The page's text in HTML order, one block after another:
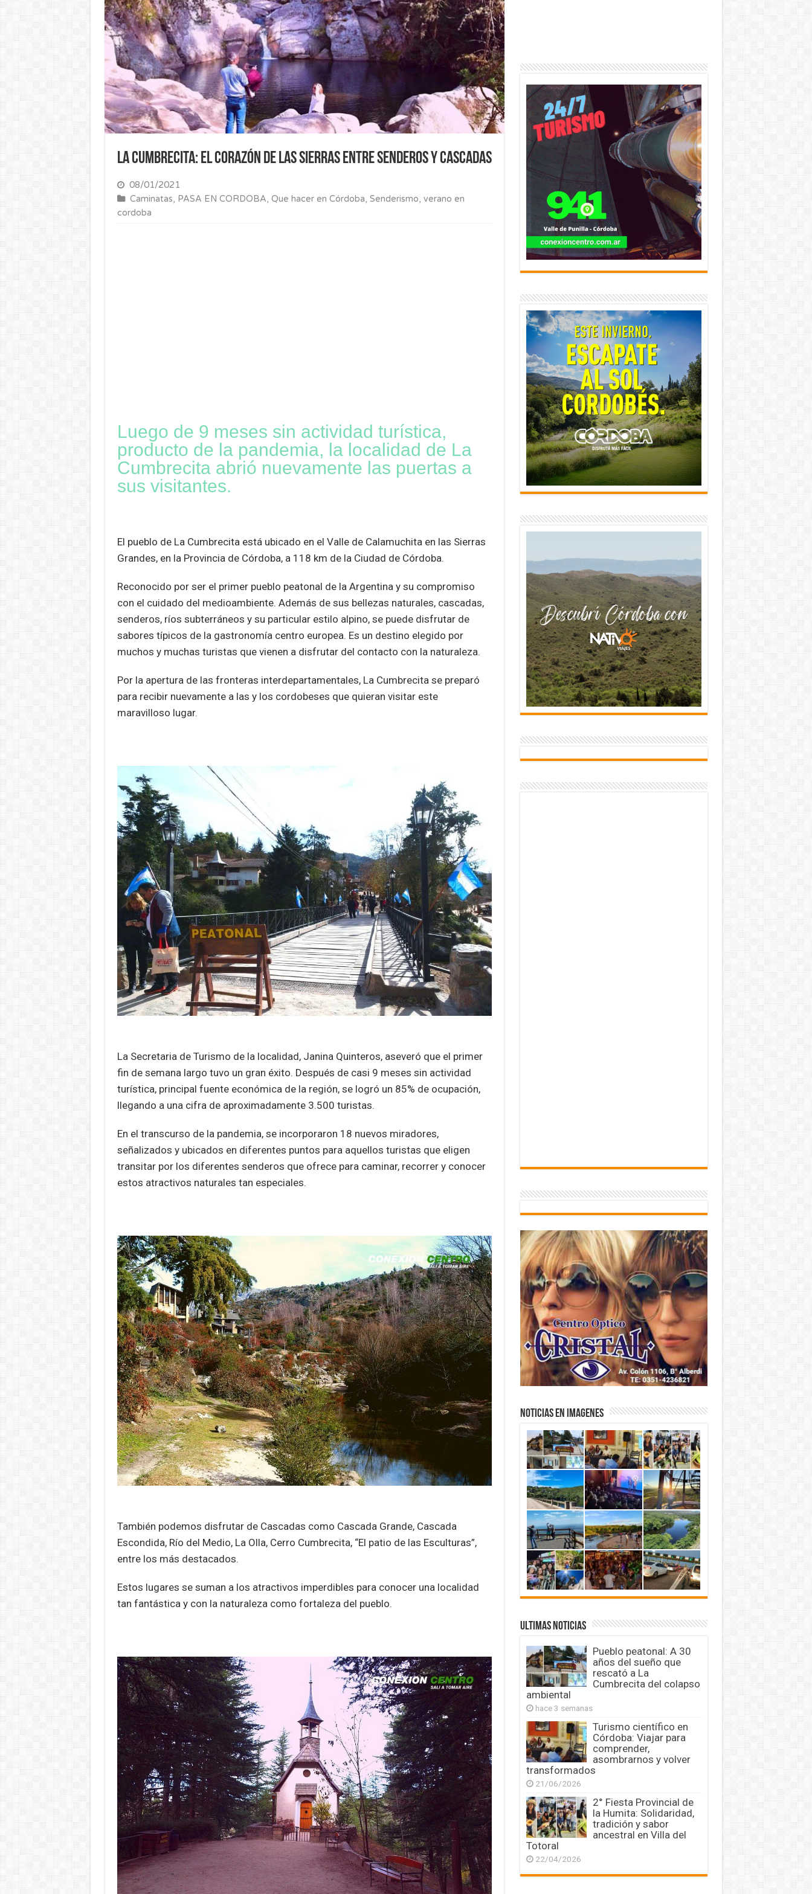
La Cumbrecita: el corazón de las Sierras entre senderos y cascadas
08/01/2021
Caminatas, PASA EN CORDOBA, Que hacer en Córdoba, Senderismo, verano en
cordoba
Luego de 9 meses sin actividad turística,
producto de la pandemia, la localidad de La
Cumbrecita abrió nuevamente las puertas a
sus visitantes.
El pueblo de La Cumbrecita está ubicado en el Valle de Calamuchita en las Sierras
Grandes, en la Provincia de Córdoba, a 118 km de la Ciudad de Córdoba.
Reconocido por ser el primer pueblo peatonal de la Argentina y su compromiso
con el cuidado del medioambiente. Además de sus bellezas naturales, cascadas,
senderos, ríos subterráneos y su particular estilo alpino, se puede disfrutar de
sabores típicos de la gastronomía centro europea. Es un destino elegido por
muchos y muchas turistas que vienen a disfrutar del contacto con la naturaleza.
Por la apertura de las fronteras interdepartamentales, La Cumbrecita se preparó
para recibir nuevamente a las y los cordobeses que quieran visitar este
maravilloso lugar.
La Secretaria de Turismo de la localidad, Janina Quinteros, aseveró que el primer
fin de semana largo tuvo un gran éxito. Después de casi 9 meses sin actividad
turística, principal fuente económica de la región, se logró un 85% de ocupación,
llegando a una cifra de aproximadamente 3.500 turistas.
En el transcurso de la pandemia, se incorporaron 18 nuevos miradores,
señalizados y ubicados en diferentes puntos para aquellos turistas que eligen
transitar por los diferentes senderos que ofrece para caminar, recorrer y conocer
estos atractivos naturales tan especiales.
También podemos disfrutar de Cascadas como Cascada Grande, Cascada
Escondida, Río del Medio, La Olla, Cerro Cumbrecita, “El patio de las Esculturas”,
entre los más destacados.
Estos lugares se suman a los atractivos imperdibles para conocer una localidad
tan fantástica y con la naturaleza como fortaleza del pueblo.
NOTICIAS EN IMAGENES
ULTIMAS NOTICIAS
Pueblo peatonal: A 30
años del sueño que
rescató a La
Cumbrecita del colapso
ambiental
hace 3 semanas
Turismo científico en
Córdoba: Viajar para
comprender,
asombrarnos y volver
transformados
21/06/2026
2° Fiesta Provincial de
la Humita: Solidaridad,
tradición y sabor
ancestral en Villa del
Totoral
22/04/2026